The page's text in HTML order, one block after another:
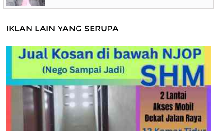
IKLAN LAIN YANG SERUPA